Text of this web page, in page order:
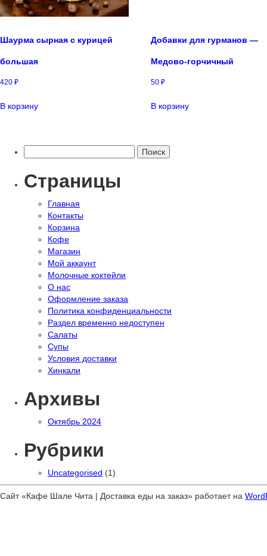
Шаурма сырная с курицей
большая
420 ₽
В корзину
Добавки для гурманов —
Медово-горчичный
50₽
В корзину
Страницы
Главная
Контакты
Корзина
Кофе
Магазин
Мой аккаунт
Молочные коктейли
О нас
Оформление заказа
Политика конфиденциальности
Раздел временно недоступен
Салаты
Супы
Условия доставки
Хинкали
Архивы
Октябрь 2024
Рубрики
Uncategorised (1)
Сайт «Кафе Шале Чита | Доставка еды на заказ» работает на